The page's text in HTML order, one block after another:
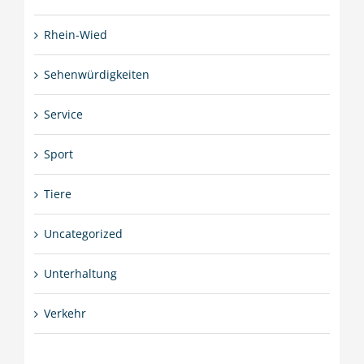
Rhein-Wied
Sehenwürdigkeiten
Service
Sport
Tiere
Uncategorized
Unterhaltung
Verkehr